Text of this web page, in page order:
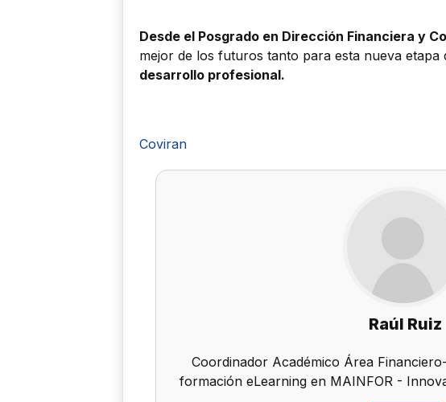
Desde el Posgrado en Dirección Financiera y
mejor de los futuros tanto para esta nueva
desarrollo profesional.
Coviran
Raúl Ruiz
Coordinador Académico Área
formación eLearning en MAINFOR -